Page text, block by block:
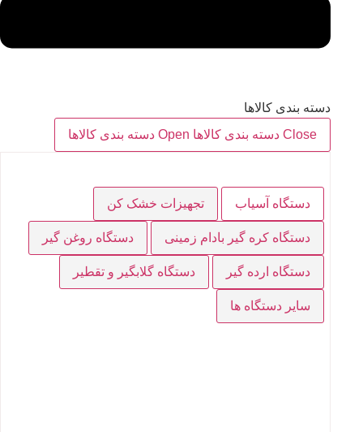
دسته بندی کالاها
Close دسته بندی کالاها
Open دسته بندی کالاها
دستگاه آسیاب تجهیزات خشک کن
دستگاه کره گیر بادام زمینی دستگاه روغن گیر
دستگاه ارده گیر دستگاه گلابگیر و تقطیر
سایر دستگاه ها